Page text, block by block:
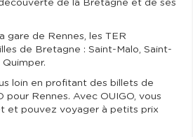
de la Bretagne et de ses
gare de Rennes, les TER
de Bretagne : Saint-Malo, Saint-
loin en profitant des billets de
pour Rennes. Avec OUIGO, vous
et pouvez voyager à petits prix